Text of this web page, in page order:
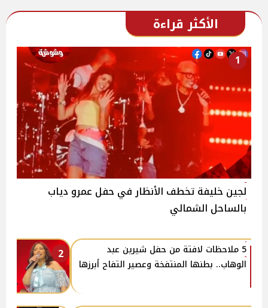
الأكثر قراءة
1
لجين خليفة تخطف الأنظار في حفل عمرو دياب
بالساحل الشمالي
2
5 ملاحظات لافتة من حفل شيرين عبد
الوهاب.. بطنها المنتفخة وعصير التفاح أبرزها